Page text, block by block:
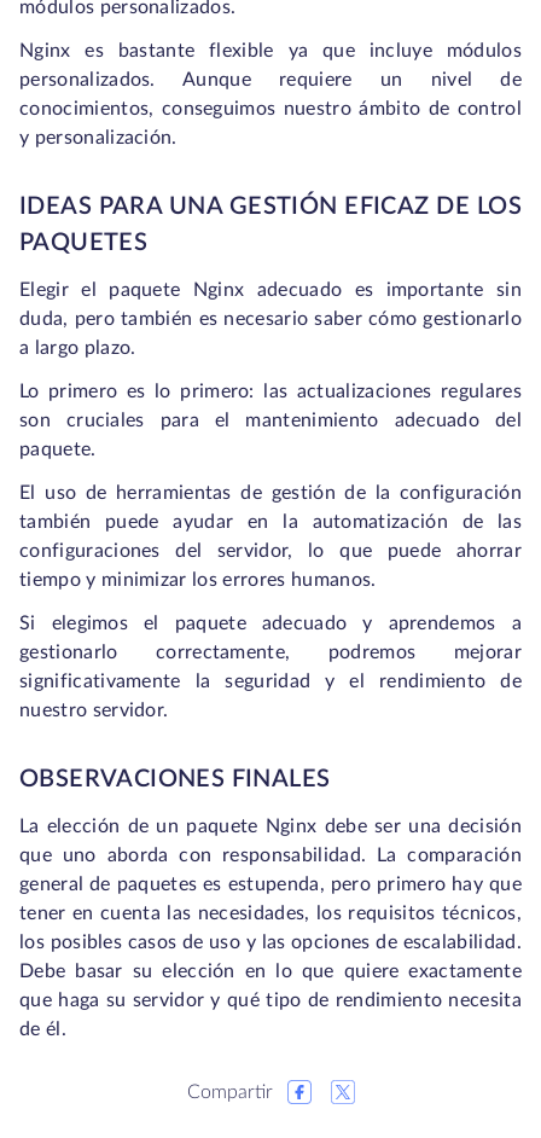
módulos personalizados.
Nginx es bastante flexible ya que incluye módulos
personalizados. Aunque requiere un nivel de
conocimientos, conseguimos nuestro ámbito de control
y personalización.
IDEAS PARA UNA GESTIÓN EFICAZ DE LOS
PAQUETES
Elegir el paquete Nginx adecuado es importante sin
duda, pero también es necesario saber cómo gestionarlo
a largo plazo.
Lo primero es lo primero: las actualizaciones regulares
son cruciales para el mantenimiento adecuado del
paquete.
El uso de herramientas de gestión de la configuración
también puede ayudar en la automatización de las
configuraciones del servidor, lo que puede ahorrar
tiempo y minimizar los errores humanos.
Si elegimos el paquete adecuado y aprendemos a
gestionarlo correctamente, podremos mejorar
significativamente la seguridad y el rendimiento de
nuestro servidor.
OBSERVACIONES FINALES
La elección de un paquete Nginx debe ser una decisión
que uno aborda con responsabilidad. La comparación
general de paquetes es estupenda, pero primero hay que
tener en cuenta las necesidades, los requisitos técnicos,
los posibles casos de uso y las opciones de escalabilidad.
Debe basar su elección en lo que quiere exactamente
que haga su servidor y qué tipo de rendimiento necesita
de él.
Compartir